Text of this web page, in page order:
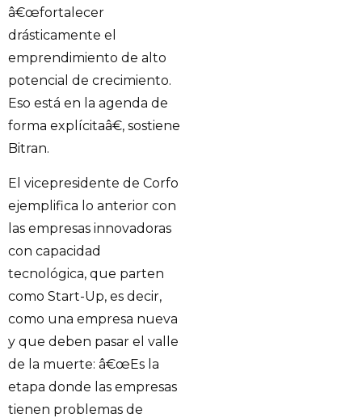
â€œfortalecer
drásticamente el
emprendimiento de alto
potencial de crecimiento.
Eso está en la agenda de
forma explícitaâ€, sostiene
Bitran.
El vicepresidente de Corfo
ejemplifica lo anterior con
las empresas innovadoras
con capacidad
tecnológica, que parten
como Start-Up, es decir,
como una empresa nueva
y que deben pasar el valle
de la muerte: â€œEs la
etapa donde las empresas
tienen problemas de